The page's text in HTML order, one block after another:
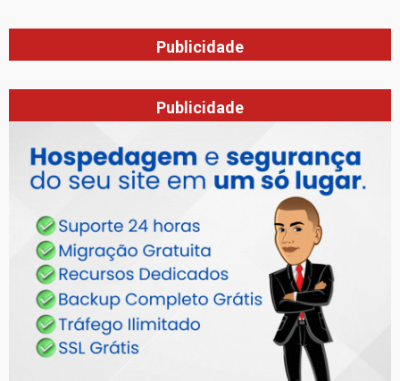
Publicidade
Publicidade